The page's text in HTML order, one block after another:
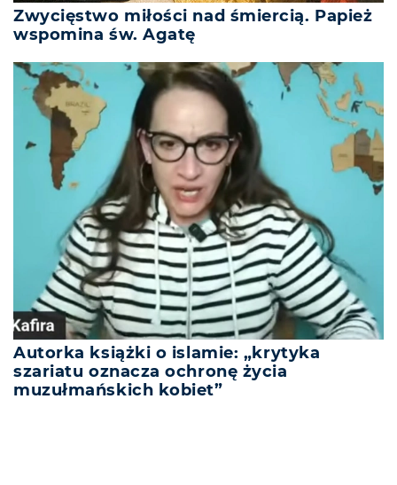
Zwycięstwo miłości nad śmiercią. Papież
wspomina św. Agatę
Autorka książki o islamie: „krytyka
szariatu oznacza ochronę życia
muzułmańskich kobiet”